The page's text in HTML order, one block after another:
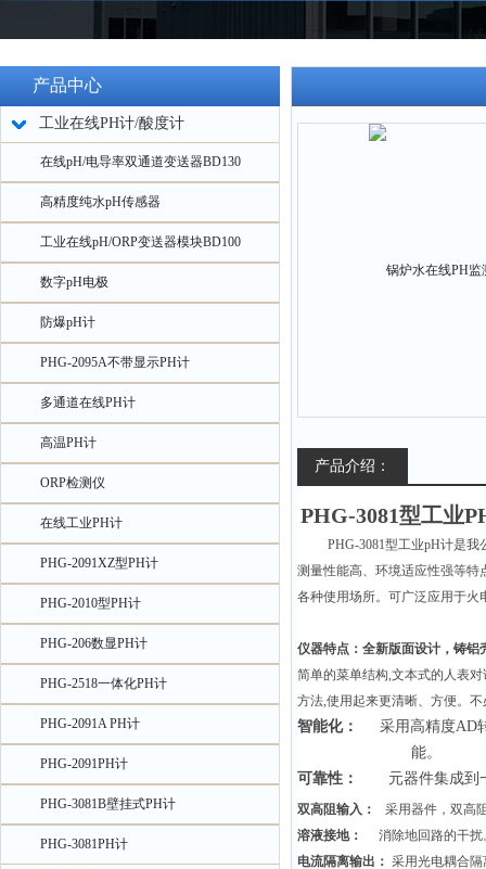
产品中心
工业在线PH计/酸度计
在线pH/电导率双通道变送器BD130
高精度纯水pH传感器
工业在线pH/ORP变送器模块BD100
数字pH电极
防爆pH计
PHG-2095A不带显示PH计
多通道在线PH计
高温PH计
ORP检测仪
在线工业PH计
PHG-2091XZ型PH计
PHG-2010型PH计
PHG-206数显PH计
PHG-2518一体化PH计
PHG-2091A PH计
PHG-2091PH计
PHG-3081B壁挂式PH计
PHG-3081PH计
产品介绍：
PHG-3081型工业
PHG-3081型工业pH计是我
测量性能高、环境适应性强等特
各种使用场所。可广泛应用于火
仪器特点： 全新版面设计，铸铝
简单的菜单结构,文本式的人表对
方法,使用起来更清晰、方便。
智能化： 采用高精度AD
能。
可靠性：
元器件集成到
双高阻输入：
采用器件，双高
溶液接地：
消除地回路的干扰
电流隔离输出： 采用光电耦合